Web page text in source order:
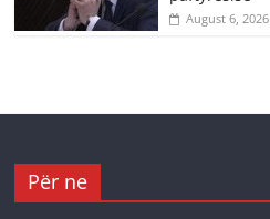
August 6, 2026
Për ne